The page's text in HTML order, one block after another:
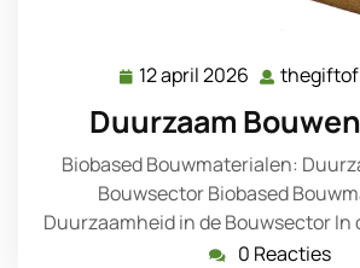
12 april 2026 12
april
2026
Duurzaam
Biobased Bouwmaterialen:
Bouwsector Biobased
Duurzaamheid in de Bouwsector In
0 Reacties